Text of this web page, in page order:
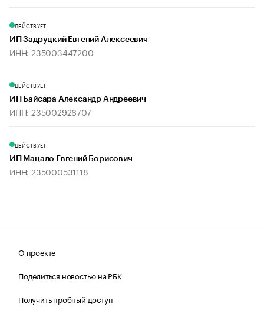
ДЕЙСТВУЕТ
ИП Задруцкий Евгений Алексеевич
ИНН: 235003447200
ДЕЙСТВУЕТ
ИП Байсара Александр Андреевич
ИНН: 235002926707
ДЕЙСТВУЕТ
ИП Мацало Евгений Борисович
ИНН: 235000531118
О проекте
Поделиться новостью на РБК
Получить пробный доступ